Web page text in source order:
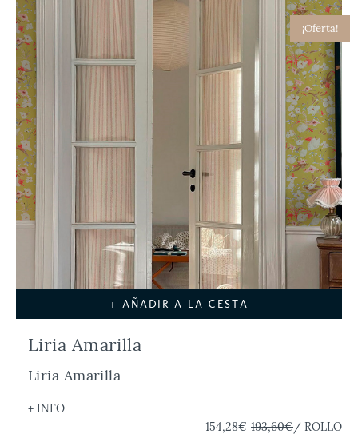
¡Oferta!
+ AÑADIR A LA CESTA
Liria Amarilla
Liria Amarilla
+ INFO
154,28€ 193,60€/ ROLLO